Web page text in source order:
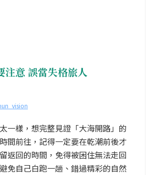
注意 誤當失格旅人
一樣，想完整見證「大海開路」的
間前往，記得一定要在乾潮前後才
返回的時間，免得被困住無法走回
免自己白跑一趟、錯過精彩的自然